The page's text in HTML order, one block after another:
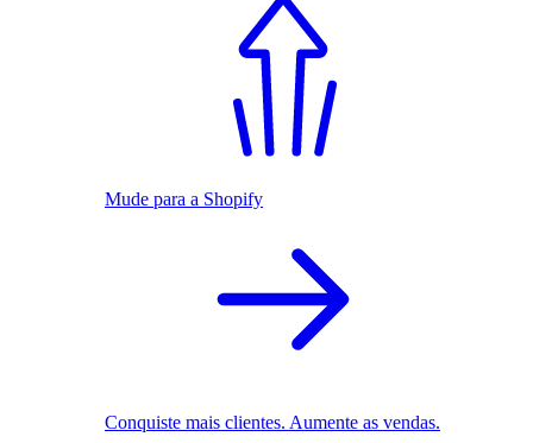
Mude para a Shopify
Conquiste mais clientes. Aumente as vendas.